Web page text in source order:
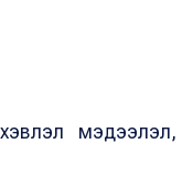
мэдээлэл,